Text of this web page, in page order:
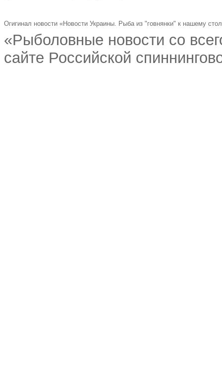
Огигинал новости «Новости Украины. Рыба из "говнянки" к нашему
«Рыболовные новости со
сайте Российской